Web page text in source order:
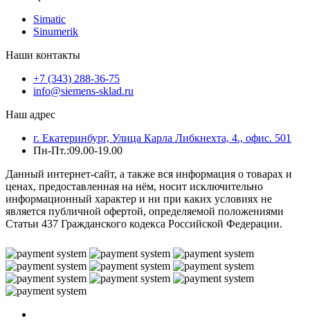
Simatic
Sinumerik
Наши контакты
+7 (343) 288-36-75
info@siemens-sklad.ru
Наш адрес
г. Екатеринбург, Улица Карла Либкнехта, 4., офис. 501
Пн-Пт.:09.00-19.00
Данный интернет-сайт, а также вся информация о товарах и
ценах, предоставленная на нём, носит исключительно
информационный характер и ни при каких условиях не
является публичной офертой, определяемой положениями
Статьи 437 Гражданского кодекса Российской Федерации.